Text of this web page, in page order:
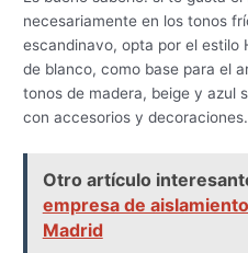
necesariamente en los tonos
escandinavo, opta por el estilo
de blanco, como base para el
tonos de madera, beige y azul
con accesorios y decoraciones.
Otro artículo
empresa de
Madrid